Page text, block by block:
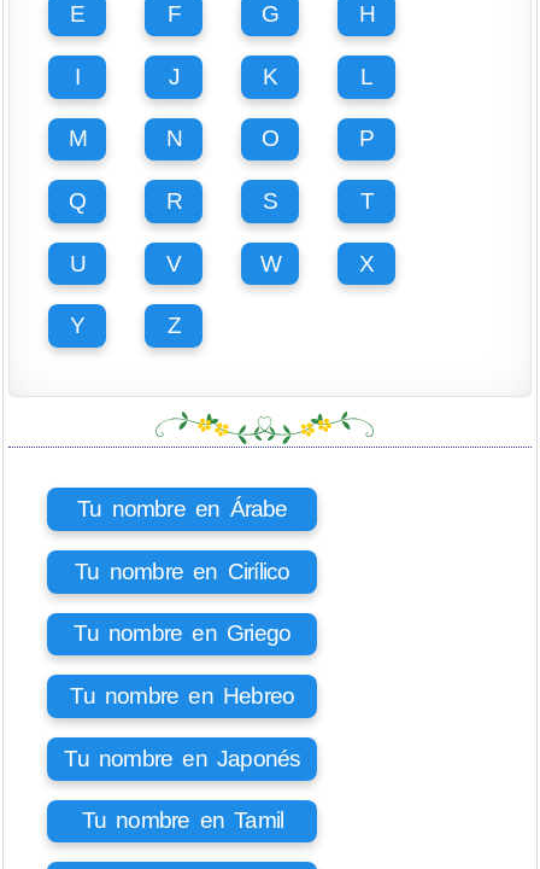
E F G H
I J K L
M N O P
Q R S T
U V W X
Y Z
Tu nombre en Árabe
Tu nombre en Cirílico
Tu nombre en Griego
Tu nombre en Hebreo
Tu nombre en Japonés
Tu nombre en Tamil